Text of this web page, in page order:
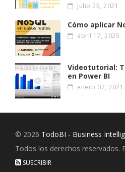
julio 25, 2021
Cómo aplicar
abril 17, 2025
Videotutorial:
en Power BI
enero 07, 2021
© 2026 TodoBI - Business
Todos los derechos reservados.
SUSCRIBIR